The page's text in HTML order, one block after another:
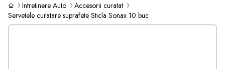
Intretinere Auto
Accesorii curatat
Servetele curatare suprafete Sticla Sonax 10 buc